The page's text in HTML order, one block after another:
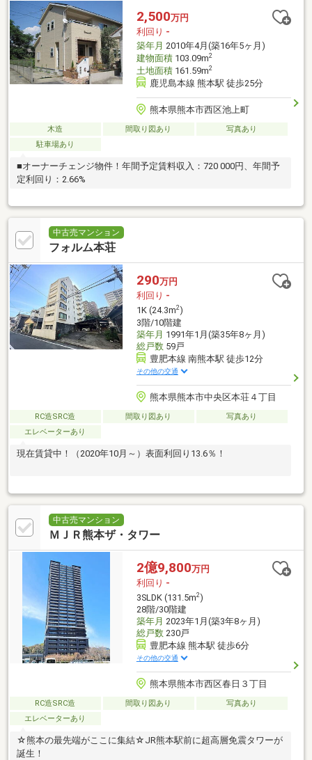
2,500万円
利回り -
築年月 2010年4月(築16年5ヶ月)
建物面積103.09m2
土地面積161.59m2
鹿児島本線 熊本駅 徒歩25分
熊本県熊本市西区池上町
木造 間取り図あり
写真あり
駐車場あり
■オーナーチェンジ物件！年間予定賃料収入：720 000円、年間予
定利回り：2.66%
中古売マンション
フォルム本荘
290万円
利回り -
1K (24.3m2)
3階/10階建
築年月 1991年1月(築35年8ヶ月)
総戸数59戸
豊肥本線 南熊本駅 徒歩12分
その他の交通
熊本県熊本市中央区本荘４丁目
RC造SRC造 間取り図あり
写真あり
エレベーターあり
現在賃貸中！（2020年10月～）表面利回り13.6％！
中古売マンション
ＭＪＲ熊本ザ・タワー
2億9,800万円
利回り -
3SLDK (131.5m2)
28階/30階建
築年月 2023年1月(築3年8ヶ月)
総戸数230戸
豊肥本線 熊本駅 徒歩6分
その他の交通
熊本県熊本市西区春日３丁目
RC造SRC造 間取り図あり
写真あり
エレベーターあり
☆熊本の最先端がここに集結☆JR熊本駅前に超高層免震タワーが
誕生！